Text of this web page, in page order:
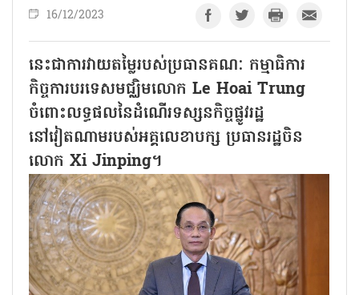
16/12/2023
នេះជាការវាយតម្លៃរបស់ប្រធានគណៈ កម្មាធិការ
កិច្ចការបរទេសមជ្ឈិមលោក Le Hoai Trung
ចំពោះលទ្ធផលនៃដំណើរទស្សនកិច្ចផ្លូវរដ្ឋ
នៅវៀតណាមរបស់អគ្គលេខាបក្ស ប្រធានរដ្ឋចិន
លោក Xi Jinping។